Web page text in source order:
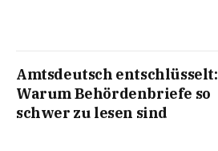
Amtsdeutsch entschlüsselt:
Warum Behördenbriefe so
schwer zu lesen sind